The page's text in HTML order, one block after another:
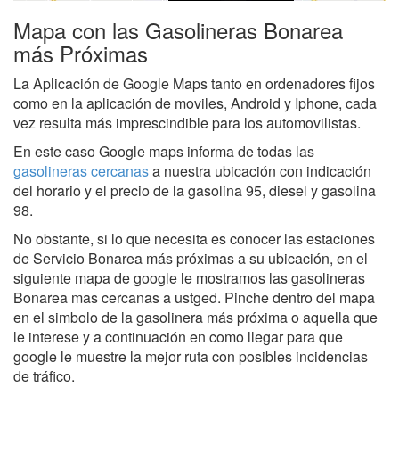
Mapa con las Gasolineras Bonarea
más Próximas
La Aplicación de Google Maps tanto en ordenadores fijos
como en la aplicación de moviles, Android y Iphone, cada
vez resulta más imprescindible para los automovilistas.
En este caso Google maps informa de todas las
gasolineras cercanasa nuestra ubicación con indicación
del horario y el precio de la gasolina 95, diesel y gasolina
98.
No obstante, si lo que necesita es conocer las estaciones
de Servicio Bonarea más próximas a su ubicación, en el
siguiente mapa de google le mostramos las gasolineras
Bonarea mas cercanas a ustged. Pinche dentro del mapa
en el simbolo de la gasolinera más próxima o aquella que
le interese y a continuación en como llegar para que
google le muestre la mejor ruta con posibles incidencias
de tráfico.